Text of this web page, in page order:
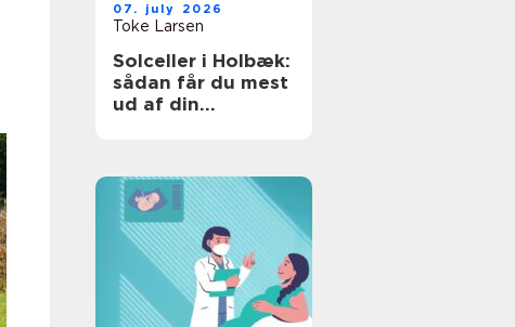
07. july 2026
Toke Larsen
Solceller i Holbæk:
sådan får du mest
ud af din